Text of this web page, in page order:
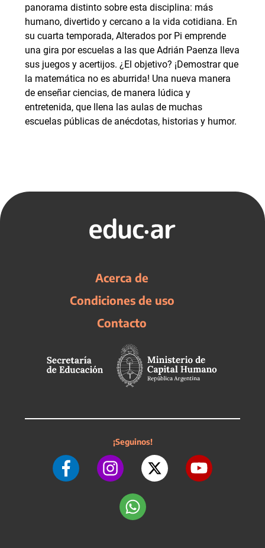
panorama distinto sobre esta disciplina: más
humano, divertido y cercano a la vida cotidiana. En
su cuarta temporada, Alterados por Pi emprende
una gira por escuelas a las que Adrián Paenza lleva
sus juegos y acertijos. ¿El objetivo? ¡Demostrar que
la matemática no es aburrida! Una nueva manera
de enseñar ciencias, de manera lúdica y
entretenida, que llena las aulas de muchas
escuelas públicas de anécdotas, historias y humor.
Acerca de
Condiciones de uso
Contacto
¡Seguinos!